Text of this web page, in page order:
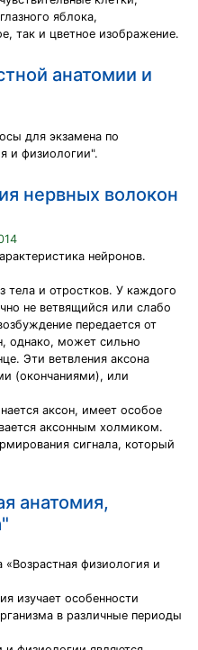
яблока,
так и цветное изображение.
анатомии и
для экзамена по
и физиологии".
нервных волокон
нейронов.
тела и отростков. У каждого
не ветвящийся или слабо
передается от
однако, может сильно
Эти ветвления аксона
(окончаниями), или
аксон, имеет особое
аксонным холмиком.
сигнала, который
анатомия,
физиология и
изучает особенности
в различные периоды